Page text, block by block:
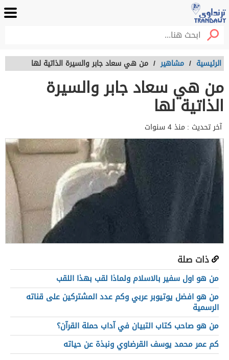
الرئيسية / مشاهير / من هي سعاد جابر والسيرة الذاتية لها
من هي سعاد جابر والسيرة
الذاتية لها
آخر تحديث : منذ 4 سنوات
ذات صلة
من هو اول سفير بالاسلام ولماذا لقب بهذا اللقب
من هو افضل يوتيوبر عربي وكم عدد المشتركين على قناته
الرسمية
من هو صاحب كتاب التبيان في آداب حملة القرآن؟
كم عمر محمد يوسف القرضاوي ونبذة عن حياته